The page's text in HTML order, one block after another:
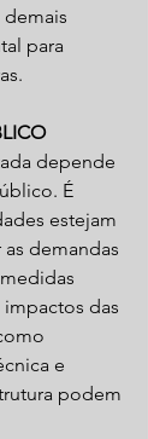
para
depende
É
estejam
demandas
das
e
podem